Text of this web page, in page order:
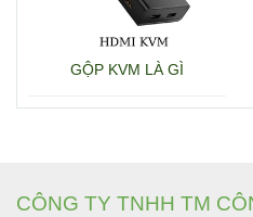
GỘP KVM LÀ GÌ
CÔNG TY TNHH TM